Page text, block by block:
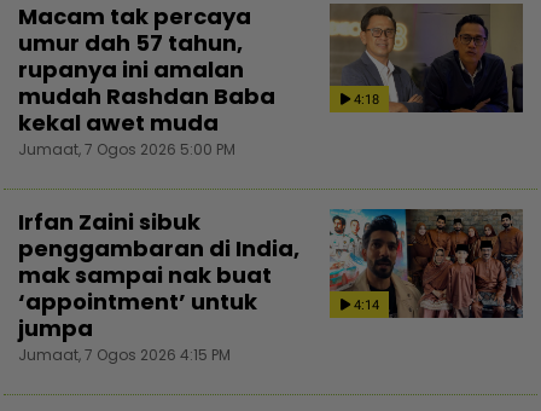
4:18
Macam tak percaya
umur dah 57 tahun,
rupanya ini amalan
mudah Rashdan Baba
kekal awet muda
Jumaat, 7 Ogos 2026 5:00 PM
4:14
Irfan Zaini sibuk
penggambaran di India,
mak sampai nak buat
‘appointment’ untuk
jumpa
Jumaat, 7 Ogos 2026 4:15 PM